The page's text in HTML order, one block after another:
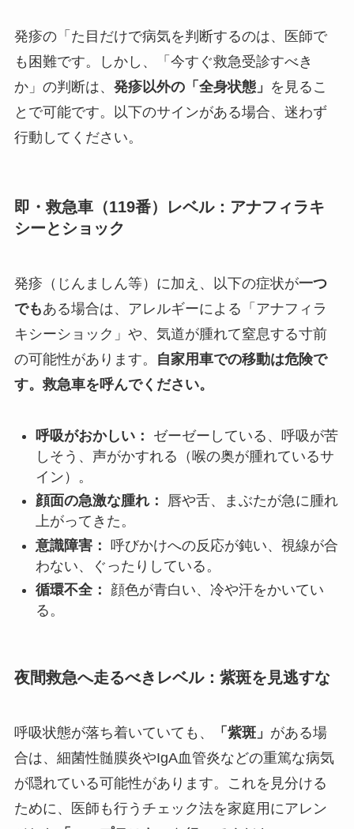
発疹の「た目だけで病気を判断するのは、医師で
も困難です。しかし、「今すぐ救急受診すべき
か」の判断は、 発疹以外の「全身状態」 を見るこ
とで可能です。以下のサインがある場合、迷わず
行動してください。
即・救急車（119番）レベル：アナフィラキ
シーとショック
発疹（じんましん等）に加え、以下の症状が一つ
でもある場合は、アレルギーによる「アナフィラ
キシーショック」や、気道が腫れて窒息する寸前
の可能性があります。
自家用車での移動は危険で
す。救急車を呼んでください。
呼吸がおかしい：
ゼーゼーしている、呼吸が苦
しそう、声がかすれる（喉の奥が腫れているサ
イン）。
顔面の急激な腫れ：
唇や舌、まぶたが急に腫れ
上がってきた。
意識障害： 呼びかけへの反応が鈍い、視線が合
わない、ぐったりしている。
循環不全：
顔色が青白い、冷や汗をかいてい
る。
夜間救急へ走るべきレベル：紫斑を見逃すな
呼吸状態が落ち着いていても、 「紫斑」 がある場
合は、細菌性髄膜炎やIgA血管炎などの重篤な病気
が隠れている可能性があります。これを見分ける
ために、医師も行うチェック法を家庭用にアレン